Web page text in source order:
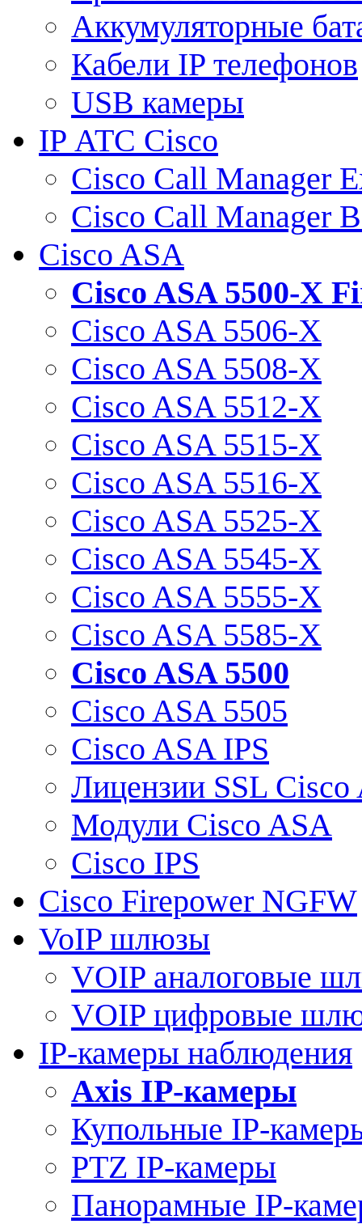
Аккумуляторные
Кабели IP телефонов
USB камеры
IP АТС Cisco
Cisco Call Manager
Cisco Call Manager
Cisco ASA
Cisco ASA 5500-X
Cisco ASA 5506-X
Cisco ASA 5508-X
Cisco ASA 5512-X
Cisco ASA 5515-X
Cisco ASA 5516-X
Cisco ASA 5525-X
Cisco ASA 5545-X
Cisco ASA 5555-X
Cisco ASA 5585-X
Cisco ASA 5500
Cisco ASA 5505
Cisco ASA IPS
Лицензии SSL Cisco
Модули Cisco ASA
Cisco IPS
Cisco Firepower NGFW
VoIP шлюзы
VOIP аналоговые
VOIP цифровые
IP-камеры наблюдения
Axis IP-камеры
Купольные IP-
PTZ IP-камеры
Панорамные IP-